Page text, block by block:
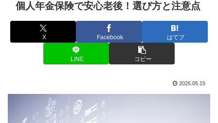
個人年金保険で安心老後！選び方と注意点
X Facebook はてブ
LINE コピー
2025.05.15